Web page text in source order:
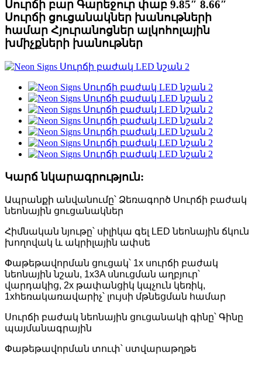
Սուրճի բար Գարեջուր փաբ 9.85″ 8.66″
Սուրճի ցուցանակներ խանութների
համար Հյուրանոցներ ալկոհոլային
խմիչքների խանութներ
Կարճ նկարագրություն:
Ապրանքի անվանումը՝ Ձեռագործ Սուրճի բաժակ
նեոնային ցուցանակներ
Հիմնական նյութը՝ սիլիկա գել LED նեոնային ճկուն
խողովակ և ակրիլային ափսե
Փաթեթավորման ցուցակ՝ 1x սուրճի բաժակ
նեոնային նշան, 1x3A սնուցման աղբյուր՝
վարդակից, 2x թափանցիկ կպչուն կեռիկ,
1xհեռակառավարիչ՝ լույսի մթնեցման համար
Սուրճի բաժակ նեոնային ցուցանակի գինը՝ Գինը
պայմանագրային
Փաթեթավորման տուփ՝ ստվարաթղթե